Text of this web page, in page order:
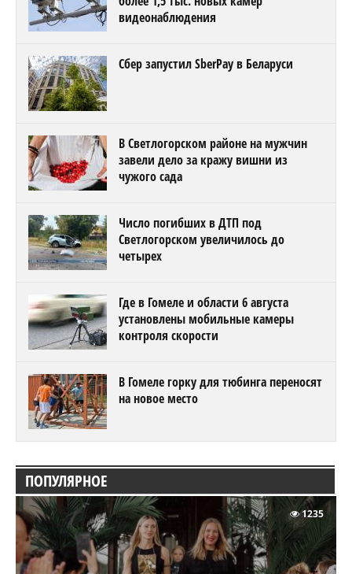
видеонаблюдения
Сбер запустил SberPay в Беларуси
В Светлогорском районе на мужчин
завели дело за кражу вишни из
чужого сада
Число погибших в ДТП под
Светлогорском увеличилось до
четырех
Где в Гомеле и области 6 августа
установлены мобильные камеры
контроля скорости
В Гомеле горку для тюбинга переносят
на новое место
ПОПУЛЯРНОЕ
1235